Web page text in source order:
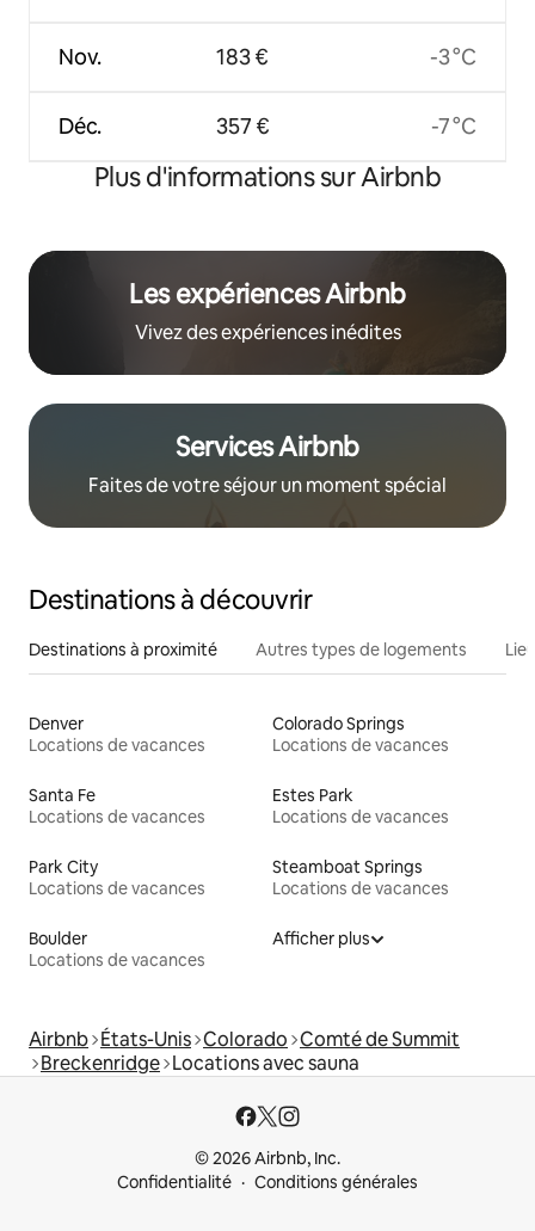
Nov.
Déc.
183 €
357 €
-3 °C
-7 °C
Plus d'informations sur Airbnb
Les expériences Airbnb
Vivez des expériences inédites
Services Airbnb
Faites de votre séjour un moment spécial
Destinations à découvrir
Destinations à proximité Autres types de logements
Denver
Locations de vacances
Colorado Springs
Locations de vacances
Santa Fe
Locations de vacances
Estes Park
Locations de vacances
Park City
Locations de vacances
Steamboat Springs
Locations de vacances
Boulder
Locations de vacances
Afficher plus
Airbnb États-Unis Colorado Comté de Summit
Breckenridge Locations avec sauna
© 2026 Airbnb, Inc.
Confidentialité
Conditions générales